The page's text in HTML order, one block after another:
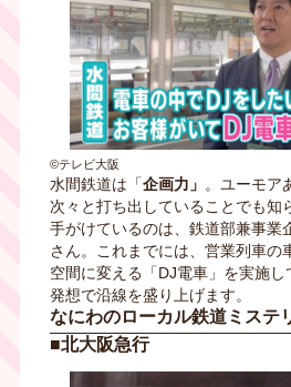
©テレビ大阪
水間鉄道は「企画力」 。ユーモア
次々と打ち出していることでも知
手がけているのは、鉄道部兼事業
さん。これまでには、営業列車の
空間に変える「DJ電車」を実施
発想で沿線を盛り上げます。
なにわのローカル鉄道ミステ
■北大阪急行